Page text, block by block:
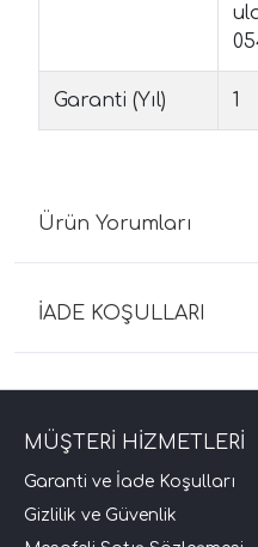
Garanti (Yıl) 1
Ürün Yorumları
İADE KOŞULLARI
MÜŞTERİ HİZMETLERİ
Garanti ve İade Koşulları
Gizlilik ve Güvenlik